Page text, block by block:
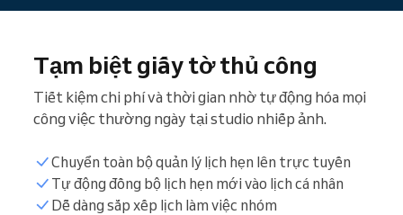
Tạm biệt giấy tờ thủ công
Tiết kiệm chi phí và thời gian nhờ tự động hóa mọi
công việc thường ngày tại studio nhiếp ảnh.
Chuyển toàn bộ quản lý lịch hẹn lên trực tuyến
Tự động đồng bộ lịch hẹn mới vào lịch cá nhân
Dễ dàng sắp xếp lịch làm việc nhóm